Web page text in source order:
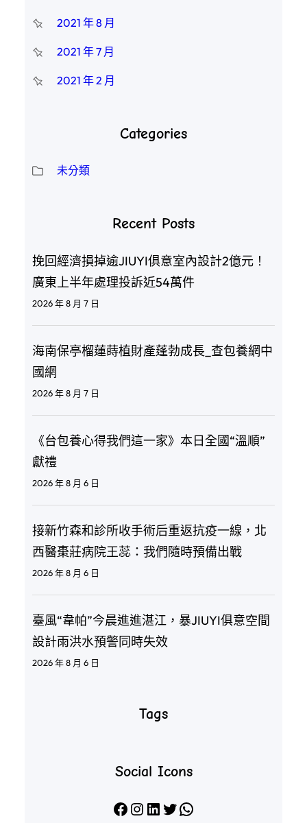
2021 年 8 月
2021 年 7 月
2021 年 2 月
Categories
未分類
Recent Posts
挽回經濟損掉逾JIUYI俱意室內設計2億元！
廣東上半年處理投訴近54萬件
2026 年 8 月 7 日
海南保亭榴蓮蒔植財產蓬勃成長_查包養網中
國網
2026 年 8 月 7 日
《台包養心得我們這一家》本日全國“溫順”
獻禮
2026 年 8 月 6 日
接新竹森和診所收手術后重返抗疫一線，北
西醫棗莊病院王蕊：我們隨時預備出戰
2026 年 8 月 6 日
臺風“韋帕”今晨進進湛江，暴JIUYI俱意空間
設計雨洪水預警同時失效
2026 年 8 月 6 日
Tags
Social Icons
Facebook Instagram LinkedIn X WhatsApp